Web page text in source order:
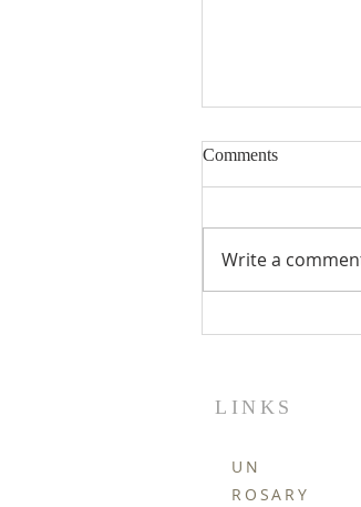
Comments
Write a
LINKS
UN
ROSARY